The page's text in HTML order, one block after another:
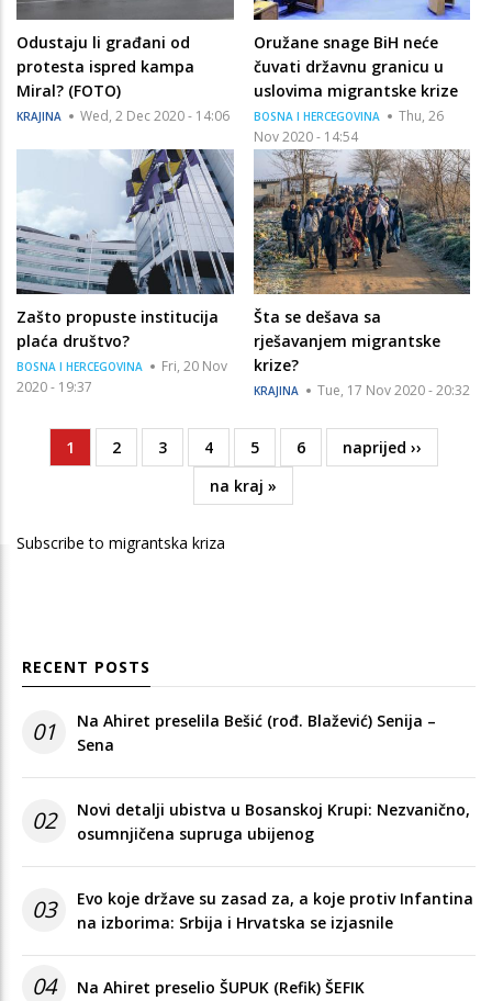
Odustaju li građani od
protesta ispred kampa
Miral? (FOTO)
KRAJINA Wed, 2 Dec 2020 - 14:06
Oružane snage BiH neće
čuvati državnu granicu u
uslovima migrantske krize
BOSNA I HERCEGOVINA
Thu, 26
Nov 2020 - 14:54
Zašto propuste institucija
plaća društvo?
BOSNA I HERCEGOVINA
Fri, 20 Nov
2020 - 19:37
Šta se dešava sa
rješavanjem migrantske
krize?
KRAJINA Tue, 17 Nov 2020 - 20:32
Pagination
Current
page
1 Page
2 Page
3 Page
4 Page
5 Page
6
Next
page
naprijed ››
Last
page
na kraj »
Subscribe to migrantska kriza
RECENT POSTS
01
Na Ahiret preselila Bešić (rođ. Blažević) Senija –
Sena
02
Novi detalji ubistva u Bosanskoj Krupi: Nezvanično,
osumnjičena supruga ubijenog
03
Evo koje države su zasad za, a koje protiv Infantina
na izborima: Srbija i Hrvatska se izjasnile
04 Na Ahiret preselio ŠUPUK (Refik) ŠEFIK